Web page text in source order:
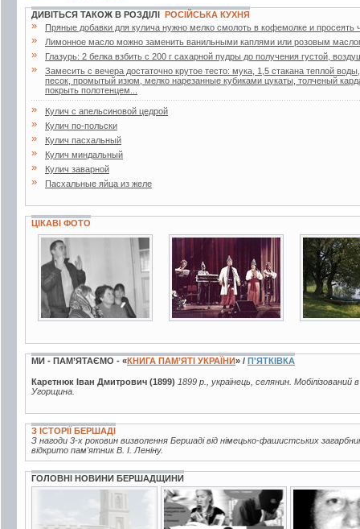
ДИВІТЬСЯ ТАКОЖ В РОЗДІЛІ РОСІЙСЬКА КУХНЯ
» Пряные добавки для кулича нужно мелко смолоть в кофемолке и просеять
» Лимонное масло можно заменить ванильными каплями или розовым
» Глазурь: 2 белка взбить с 200 г сахарной пудры до получения густой,
»
Замесить с вечера достаточно крутое тесто: мука, 1,5 стакана теплой
песок, промытый изюм, мелко нарезанные кубиками цукаты, толченый
покрыть полотенцем...
» Кулич с апельсиновой цедрой
» Кулич по-польски
» Кулич пасхальный
» Кулич миндальный
» Кулич заварной
» Пасхальные яйца из желе
ЦІКАВІ ФОТО
2 фото 18 фото 25 фото
МИ - ПАМ’ЯТАЄМО - «КНИГА ПАМ’ЯТІ УКРАЇНИ» / П'ЯТКІВКА
Каретнюк Іван Дмитрович (1899) 1899 р., українець, селянин.
Угорщина.
З ІСТОРІЇ БЕРШАДІ
З нагоди 3-х роковин визволення Бершаді від німецько-фашистських
відкрито пам'ятник В. І. Леніну.
ГОЛОВНІ НОВИНИ БЕРШАДЩИНИ